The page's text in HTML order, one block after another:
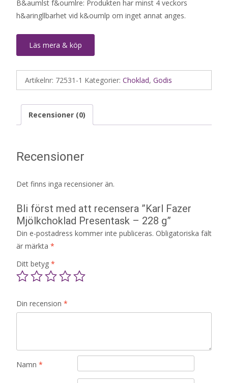
B&aumlst f&oumlre: Produkten har minst 4 veckors
h&aringllbarhet vid k&oumlp om inget annat anges.
Läs mera & köp
Artikelnr: 72531-1 Kategorier: Choklad, Godis
Recensioner (0)
Recensioner
Det finns inga recensioner än.
Bli först med att recensera ”Karl Fazer
Mjölkchoklad Presentask – 228 g”
Din e-postadress kommer inte publiceras. Obligatoriska fält
är märkta *
Ditt betyg *
Din recension *
Namn *